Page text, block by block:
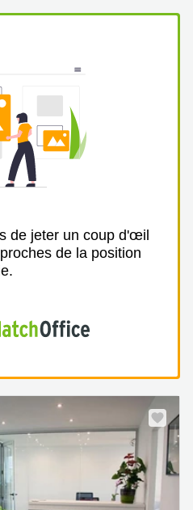
de jeter un coup d'œil
de la position